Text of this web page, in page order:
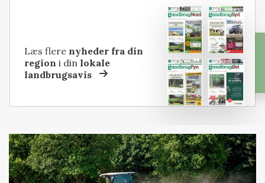
Læs flere nyheder fra din
region i dinlokale
landbrugsavis